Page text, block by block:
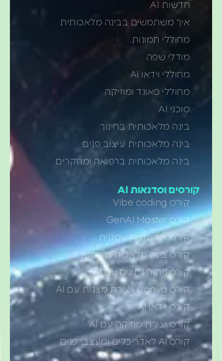
חדשות AI
איך משתמשים בבינה מלאכותית
מחוללי תמונות
מודלי שפה
מחוללי וידאו AI
מחוללי סאונד ומוזיקה
סוכני AI
בינה מלאכותית בחינוך
בינה מלאכותית עיצוב פנים
בינה מלאכותית ברפואה ומחקרים
קורסים וסדנאות AI
קורס Vibe coding
קורס GenAI Master
קורס אוטומציה עסקית
קורס בינה מלאכותית במשרד
קורס ניתוח נתונים עם AI
קורס Canva ויצירת מצגות עם AI
קורס וידאו AI
קורס יצירת מוזיקה עם AI
קורס AI לאדריכלים ומעצבי פנים